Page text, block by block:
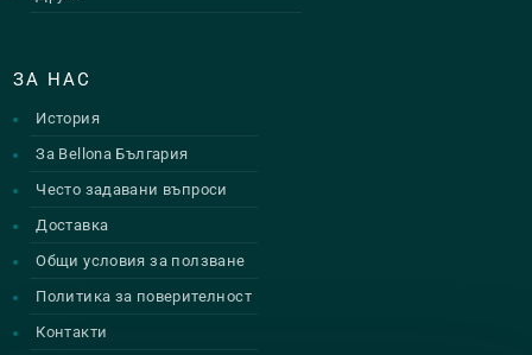
ЗА НАС
История
За Bellona България
Често задавани въпроси
Доставка
Общи условия за ползване
Политика за поверителност
Контакти